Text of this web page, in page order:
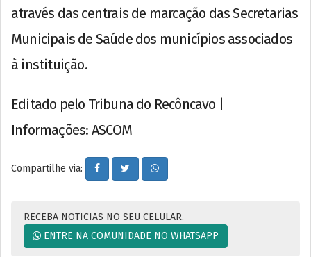
através das centrais de marcação das Secretarias
Municipais de Saúde dos municípios associados
à instituição.
Editado pelo Tribuna do Recôncavo |
Informações: ASCOM
Compartilhe via:
RECEBA NOTICIAS NO SEU CELULAR.
ENTRE NA COMUNIDADE NO WHATSAPP